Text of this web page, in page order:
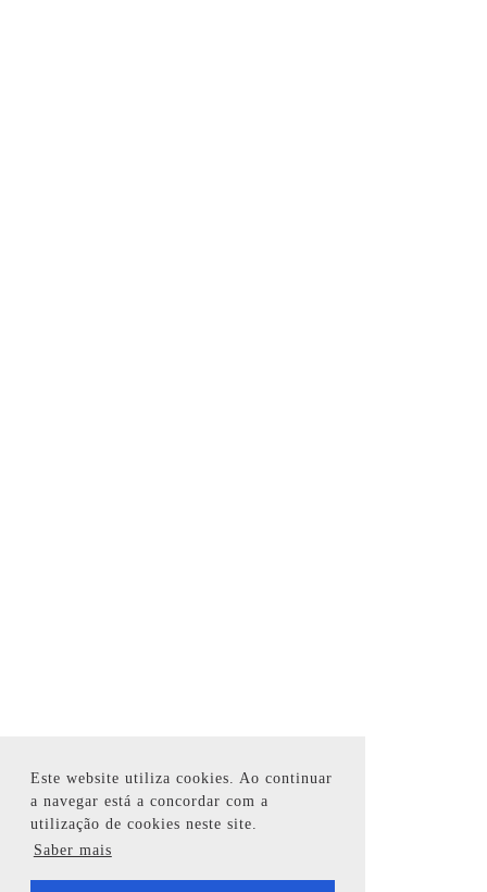
Este website utiliza cookies. Ao continuar
a navegar está a concordar com a
utilização de cookies neste site.
Saber mais